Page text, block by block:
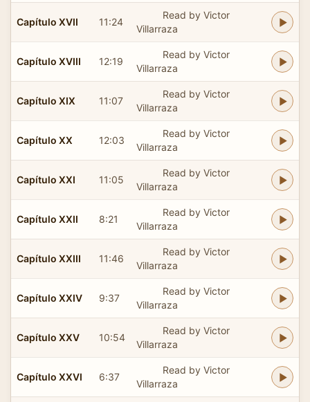
Capítulo XVII 11:24
Read by Victor
Villarraza
Capítulo XVIII 12:19
Read by Victor
Villarraza
Capítulo XIX 11:07
Read by Victor
Villarraza
Capítulo XX 12:03
Read by Victor
Villarraza
Capítulo XXI 11:05
Read by Victor
Villarraza
Capítulo XXII 8:21
Read by Victor
Villarraza
Capítulo XXIII 11:46
Read by Victor
Villarraza
Capítulo XXIV 9:37
Read by Victor
Villarraza
Capítulo XXV 10:54
Read by Victor
Villarraza
Capítulo XXVI 6:37
Read by Victor
Villarraza